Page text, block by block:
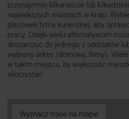
przynajmniej kilkanaście lub
największych miastach w kraju.
placówek firmy kurierskiej, aby
pracy. Dzięki wielu alternatywom
dostarczyć do jednego z oddziałów
wybrany adres (domowy, firmy).
w takim miejscu, by większość
skorzystać.
Wyznacz trase na mapie